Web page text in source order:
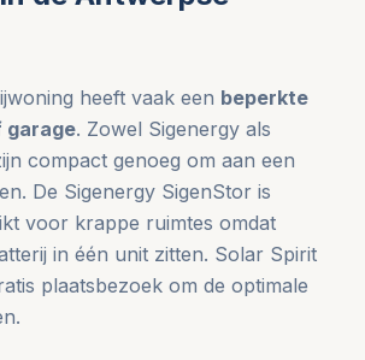
heeft vaak een beperkte
garage. Zowel Sigenergy als
compact genoeg om aan een
De Sigenergy SigenStor is
voor krappe ruimtes omdat
in één unit zitten. Solar Spirit
plaatsbezoek om de optimale